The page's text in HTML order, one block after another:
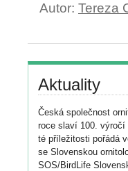
Autor: Tereza
Aktuality
Česká společnost
roce slaví 100. výročí
té příležitosti pořádá
se Slovenskou
SOS/BirdLife